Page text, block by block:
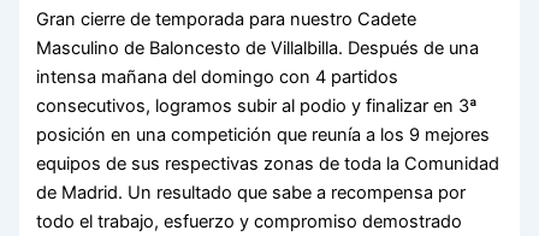
Gran cierre de temporada para nuestro Cadete
Masculino de Baloncesto de Villalbilla. Después de una
intensa mañana del domingo con 4 partidos
consecutivos, logramos subir al podio y finalizar en 3ª
posición en una competición que reunía a los 9 mejores
equipos de sus respectivas zonas de toda la Comunidad
de Madrid. Un resultado que sabe a recompensa por
todo el trabajo, esfuerzo y compromiso demostrado